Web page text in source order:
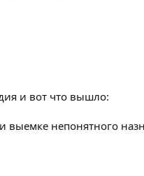
и вот что вышло:
выемке непонятного